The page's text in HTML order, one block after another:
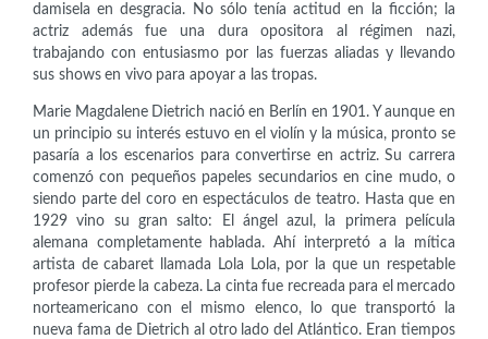
damisela en desgracia. No sólo tenía actitud en la ficción; la
actriz además fue una dura opositora al régimen nazi,
trabajando con entusiasmo por las fuerzas aliadas y llevando
sus shows en vivo para apoyar a las tropas.
Marie Magdalene Dietrich nació en Berlín en 1901. Y aunque en
un principio su interés estuvo en el violín y la música, pronto se
pasaría a los escenarios para convertirse en actriz. Su carrera
comenzó con pequeños papeles secundarios en cine mudo, o
siendo parte del coro en espectáculos de teatro. Hasta que en
1929 vino su gran salto: El ángel azul, la primera película
alemana completamente hablada. Ahí interpretó a la mítica
artista de cabaret llamada Lola Lola, por la que un respetable
profesor pierde la cabeza. La cinta fue recreada para el mercado
norteamericano con el mismo elenco, lo que transportó la
nueva fama de Dietrich al otro lado del Atlántico. Eran tiempos